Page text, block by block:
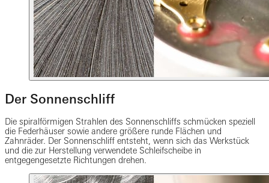
Der Sonnenschliff
Die spiralförmigen Strahlen des Sonnenschliffs schmücken speziell
die Federhäuser sowie andere größere runde Flächen und
Zahnräder. Der Sonnenschliff entsteht, wenn sich das Werkstück
und die zur Herstellung verwendete Schleifscheibe in
entgegengesetzte Richtungen drehen.